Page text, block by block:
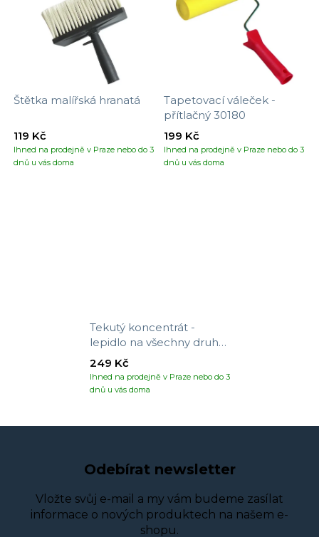
Štětka malířská hranatá
Ihned na prodejně v Praze nebo do 3
dnů u vás doma
119 Kč
Tapetovací váleček -
přítlačný 30180
Ihned na prodejně v Praze nebo do 3
dnů u vás doma
199 Kč
Tekutý koncentrát -
lepidlo na všechny druhy
tapet
Ihned na prodejně v Praze nebo do 3
dnů u vás doma
249 Kč
Odebírat newsletter
Vložte svůj e-mail a my vám budeme zasílat
informace o nových produktech na našem e-
shopu.